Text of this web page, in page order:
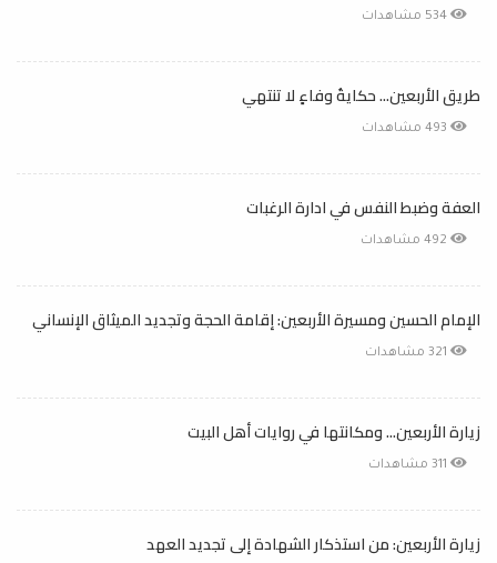
طريق الأربعين... حكايةُ وفاءٍ لا تنتهي
العفة وضبط النفس في ادارة الرغبات
الإمام الحسين ومسيرة الأربعين: إقامة الحجة وتجديد الميثاق الإنساني
زيارة الأربعين... ومكانتها في روايات أهل البيت
زيارة الأربعين: من استذكار الشهادة إلى تجديد العهد